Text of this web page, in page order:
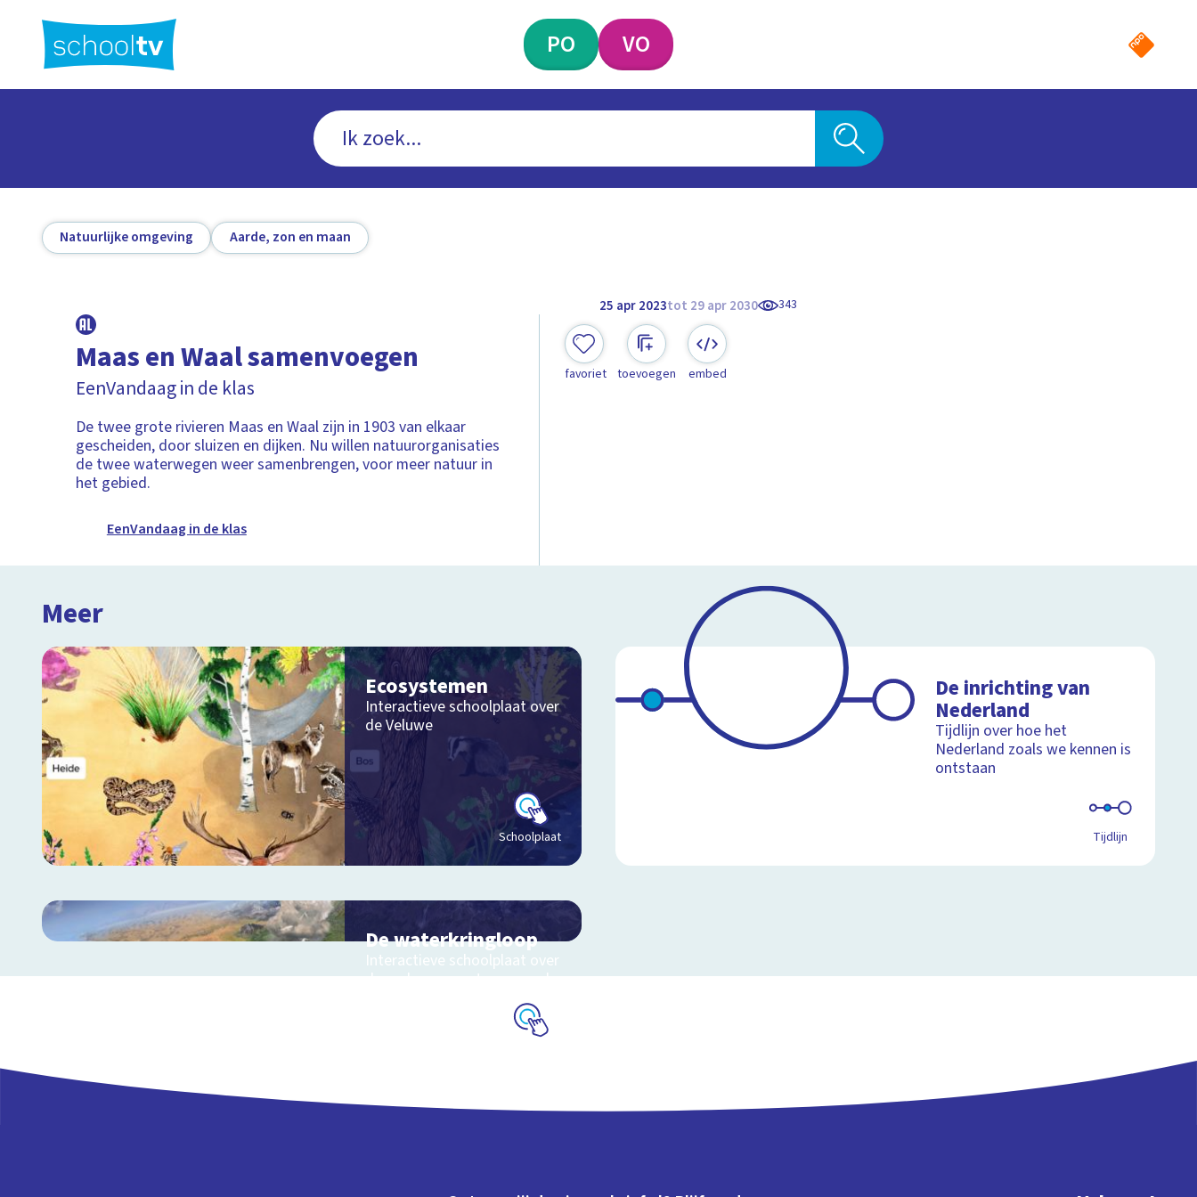
hoofdinhoud
PO VO
Natuurlijke omgeving Aarde, zon en maan
25 apr 2023tot 29 apr 2030 343
Maas en Waal samenvoegen
EenVandaag in de klas
De twee grote rivieren Maas en Waal zijn in 1903 van elkaar
gescheiden, door sluizen en dijken. Nu willen natuurorganisaties
de twee waterwegen weer samenbrengen, voor meer natuur in
het gebied.
EenVandaag in de klas
favoriet toevoegen embed
Meer
Ecosystemen
Interactieve schoolplaat over
de Veluwe
Schoolplaat
De inrichting van
Nederland
Tijdlijn over hoe het
Nederland zoals we kennen is
ontstaan
Tijdlijn
De waterkringloop
Interactieve schoolplaat over
de cyclus van water op aarde